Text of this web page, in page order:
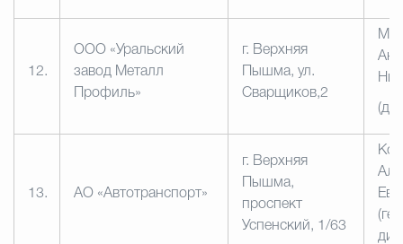
12.
ООО «Уральский
завод Металл
Профиль»
г. Верхняя
Пышма, ул.
Сварщиков,2
13. АО «Автотранспорт»
г. Верхняя
Пышма,
проспект
Успенский, 1/63